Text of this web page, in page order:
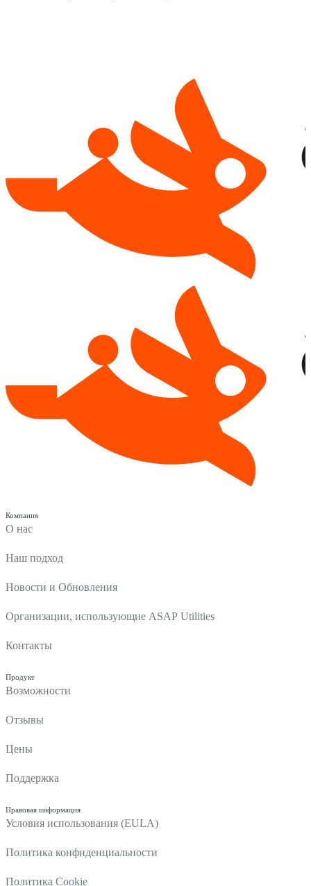
Компания
О нас
Наш подход
Новости и Обновления
Организации, использующие ASAP Utilities
Контакты
Продукт
Возможности
Отзывы
Цены
Поддержка
Правовая информация
Условия использования (EULA)
Политика конфиденциальности
Политика Cookie